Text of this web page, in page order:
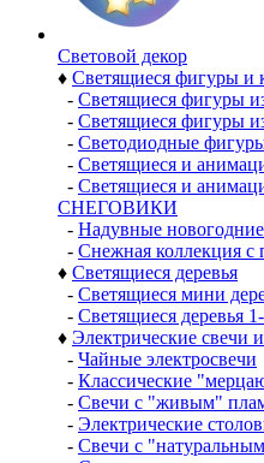
Световой декор
♦ Светящиеся фигуры и
- Светящиеся фигуры
- Светящиеся фигуры
- Светодиодные
- Светящиеся и
- Светящиеся и
СНЕГОВИКИ
- Надувные
- Снежная коллекция с
♦ Светящиеся деревья
- Светящиеся мини
- Светящиеся деревья
♦ Электрические свечи
- Чайные электросвечи
- Классические
- Свечи с "живым"
- Электрические
- Свечи с